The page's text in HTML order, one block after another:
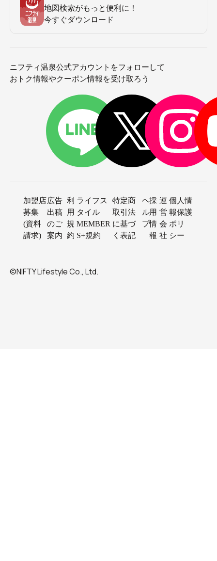
地図検索がもっと便利に！
今すぐダウンロード
ニフティ温泉公式アカウントをフォローして
おトク情報やクーポン情報を受け取ろう
加盟店
募集
(資料
請求)
広告
出稿
のご
案内
利
用
規
約
ライフス
タイル
MEMBER
S+規約
特定商
取引法
に基づ
く表記
ヘ
ル
プ
採
用
情
報
運
営
会
社
個人情
報保護
ポリ
シー
©NIFTY Lifestyle Co., Ltd.